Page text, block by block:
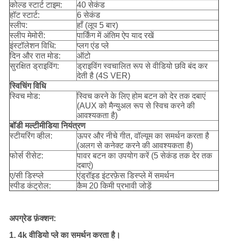
कोल्ड स्टार्ट टाइम:
40 सेकंड
हॉट स्टार्ट:
6 सेकंड
स्लीप:
हाँ (लूप 5 बार)
स्लीप मेमोरी:
पार्किंग में अंतिम ऐप याद रखें
इंस्टॉलेशन विधि:
प्लग एंड प्ले
दिन और रात मोड:
ऑटो
सुरक्षित ड्राइविंग:
ड्राइविंग स्वचालित रूप से वीडियो छवि बंद कर
देती है (4S VER)
स्विचिंग विधि
स्विच मोड:
स्विच करने के लिए होम बटन को देर तक दबाएं
(AUX को मैन्युअल रूप से स्विच करने की
आवश्यकता है)
बॉडी मल्टीमीडिया नियंत्रण
स्टीयरिंग व्हील:
ऊपर और नीचे गीत, वॉल्यूम का समर्थन करता है
(अलग से कनेक्ट करने की आवश्यकता है)
फोर्स रीसेट:
पावर बटन का उपयोग करें (5 सेकंड तक देर तक
दबाएं)
ए/सी डिस्प्ले
एंड्रॉइड इंटरफ़ेस डिस्प्ले में समर्थन
स्पीड कंट्रोल:
कैम 20 किमी प्रभावी जोड़ें
अपग्रेड फ़ंक्शन:
1. 4k वीडियो प्ले का समर्थन करता है।